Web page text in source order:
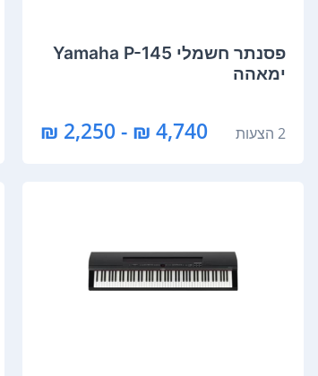
‏פסנתר חשמלי Yamaha P-145
ימאהה
2 הצעות 4,740 ₪ - 2,250 ₪